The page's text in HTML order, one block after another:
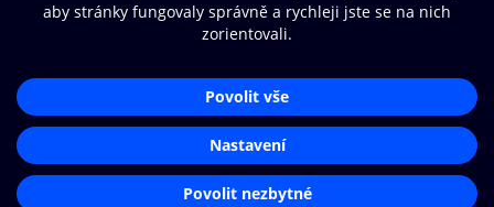
© O2 Czech Republic a.s.
Přístupnost
Zásady zpracování osobních údajů
Nastavení cookies
Aplikace O2 Knihovna
Čti a poslouchej své e-knihy a
audioknihy rychleji a pohodlněji.